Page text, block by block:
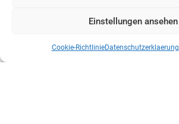
Einstellungen ansehen
Cookie-RichtlinieDatenschutzerklaerung